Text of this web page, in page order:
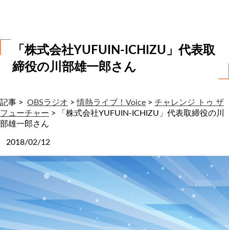
「株式会社YUFUIN-ICHIZU」代表取
締役の川部雄一郎さん
記事 > OBSラジオ >情熱ライブ！Voice > チャレンジ トゥ ザ
フューチャー >
「株式会社YUFUIN-ICHIZU」代表取締役の川
部雄一郎さん
2018/02/12